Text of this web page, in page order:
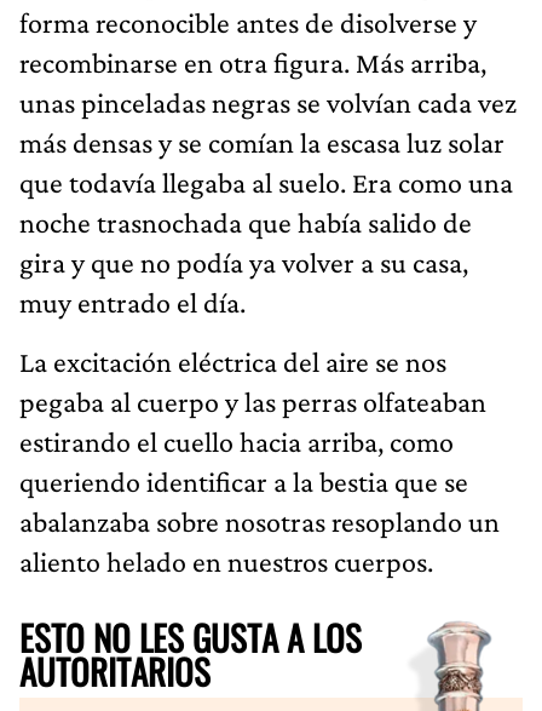
forma reconocible antes de disolverse y
recombinarse en otra figura. Más arriba,
unas pinceladas negras se volvían cada vez
más densas y se comían la escasa luz solar
que todavía llegaba al suelo. Era como una
noche trasnochada que había salido de
gira y que no podía ya volver a su casa,
muy entrado el día.
La excitación eléctrica del aire se nos
pegaba al cuerpo y las perras olfateaban
estirando el cuello hacia arriba, como
queriendo identificar a la bestia que se
abalanzaba sobre nosotras resoplando un
aliento helado en nuestros cuerpos.
ESTO NO LES GUSTA A LOS
AUTORITARIOS